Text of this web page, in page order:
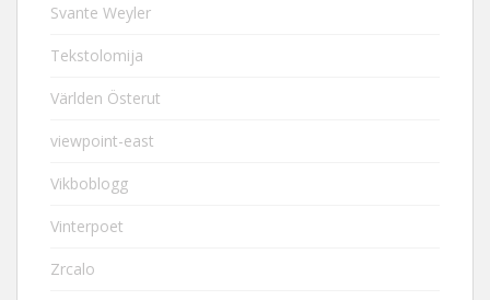
Svante Weyler
Tekstolomija
Världen Österut
viewpoint-east
Vikboblogg
Vinterpoet
Zrcalo